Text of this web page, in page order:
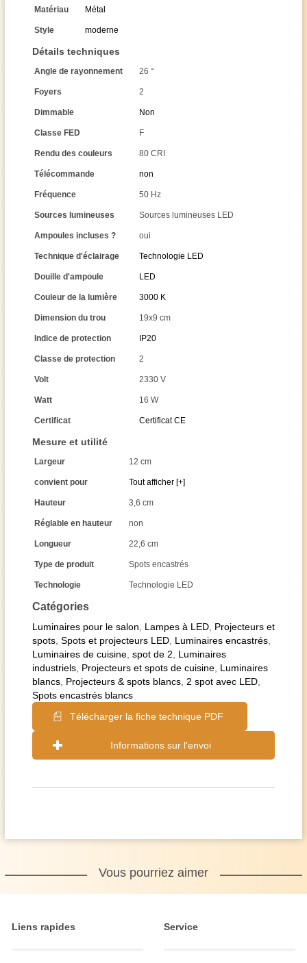
Catégories
Luminaires pour le salon Lampes à LED Projecteurs et
spots Spots et projecteurs LED Luminaires encastrés
Luminaires de cuisine spot de 2
Luminaires
industriels Projecteurs et spots de cuisine Luminaires
blancs Projecteurs & spots blancs 2 spot avec LED
Spots encastrés blancs
Télécharger la fiche technique PDF
Informations sur l'envoi
Matériau Métal
Style moderne
Détails techniques
Angle de rayonnement 26 °
Foyers 2
Dimmable Non
Classe FED F
Rendu des couleurs 80 CRI
Télécommande non
Fréquence 50 Hz
Sources lumineuses Sources lumineuses LED
Ampoules incluses ? oui
Technique d'éclairage Technologie LED
Douille d'ampoule LED
Couleur de la lumière 3000 K
Dimension du trou 19x9 cm
Indice de protection IP20
Classe de protection 2
Volt 2330 V
Watt 16 W
Certificat Certificat CE
Mesure et utilité
Largeur 12 cm
convient pour Tout afficher [+]
Hauteur 3,6 cm
Réglable en hauteur non
Longueur 22,6 cm
Type de produit Spots encastrés
Technologie Technologie LED
Vous pourriez aimer
Liens rapides Service